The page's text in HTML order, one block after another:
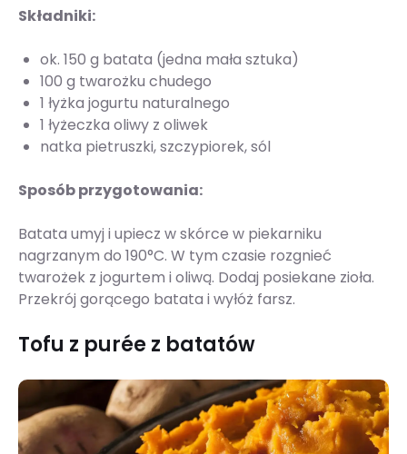
Składniki:
ok. 150 g batata (jedna mała sztuka)
100 g twarożku chudego
1 łyżka jogurtu naturalnego
1 łyżeczka oliwy z oliwek
natka pietruszki, szczypiorek, sól
Sposób przygotowania:
Batata umyj i upiecz w skórce w piekarniku
nagrzanym do 190°C. W tym czasie rozgnieć
twarożek z jogurtem i oliwą. Dodaj posiekane zioła.
Przekrój gorącego batata i wyłóż farsz.
Tofu z purée z batatów